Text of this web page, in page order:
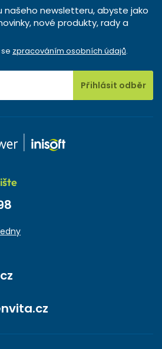
našeho newsletteru, abyste jako
nové produkty, rady a
zpracováním osobních údajů.
Přihlásit odběr